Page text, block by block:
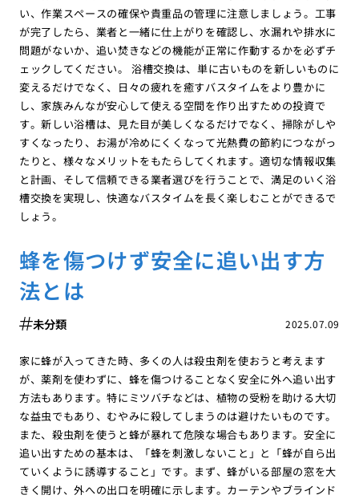
い、作業スペースの確保や貴重品の管理に注意しましょう。工事
が完了したら、業者と一緒に仕上がりを確認し、水漏れや排水に
問題がないか、追い焚きなどの機能が正常に作動するかを必ずチ
ェックしてください。 浴槽交換は、単に古いものを新しいものに
変えるだけでなく、日々の疲れを癒すバスタイムをより豊かに
し、家族みんなが安心して使える空間を作り出すための投資で
す。新しい浴槽は、見た目が美しくなるだけでなく、掃除がしや
すくなったり、お湯が冷めにくくなって光熱費の節約につながっ
たりと、様々なメリットをもたらしてくれます。適切な情報収集
と計画、そして信頼できる業者選びを行うことで、満足のいく浴
槽交換を実現し、快適なバスタイムを長く楽しむことができるで
しょう。
蜂を傷つけず安全に追い出す方
法とは
2025.07.09
未分類
家に蜂が入ってきた時、多くの人は殺虫剤を使おうと考えます
が、薬剤を使わずに、蜂を傷つけることなく安全に外へ追い出す
方法もあります。特にミツバチなどは、植物の受粉を助ける大切
な益虫でもあり、むやみに殺してしまうのは避けたいものです。
また、殺虫剤を使うと蜂が暴れて危険な場合もあります。安全に
追い出すための基本は、「蜂を刺激しないこと」と「蜂が自ら出
ていくように誘導すること」です。まず、蜂がいる部屋の窓を大
きく開け、外への出口を明確に示します。カーテンやブラインド